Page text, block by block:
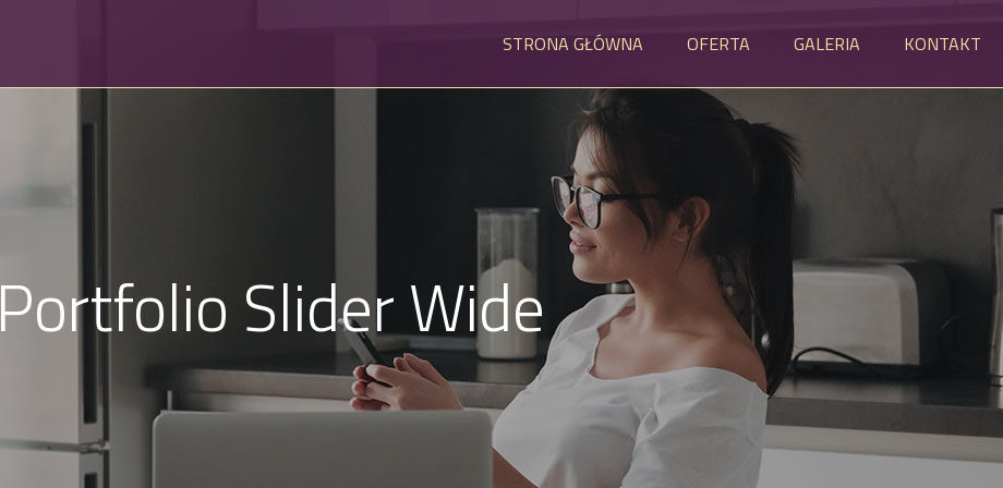
STRONA GŁÓWNA OFERTA GALERIA KONTAKT
Portfolio Slider Wide